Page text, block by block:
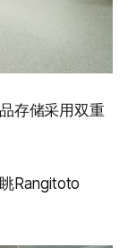
存储采用双重
Rangitoto